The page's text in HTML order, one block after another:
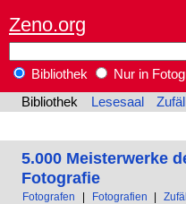
Zeno.org
Bibliothek
Nur in
Bibliothek
Lesesaal
5.000 Meisterwerke
Fotografie
Fotografen Fotografien